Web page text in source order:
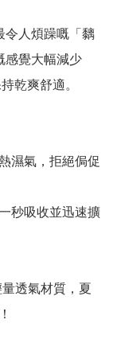
令人煩躁嘅「黐
感覺大幅減少
乾爽舒適。
濕氣，拒絕侷促
秒吸收並迅速擴
透氣材質，夏